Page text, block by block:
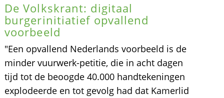
De Volkskrant: digitaal
burgerinitiatief opvallend
voorbeeld
"Een opvallend Nederlands voorbeeld is de
minder vuurwerk-petitie, die in acht dagen
tijd tot de beoogde 40.000 handtekeningen
explodeerde en tot gevolg had dat Kamerlid